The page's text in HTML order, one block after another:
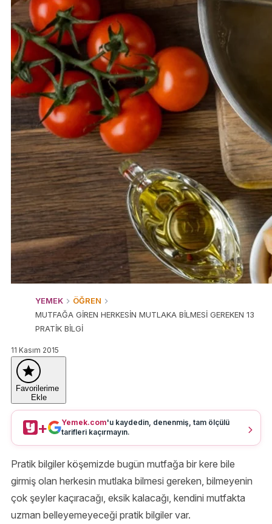
YEMEK
ÖĞREN
MUTFAĞA GİREN HERKESİN MUTLAKA BİLMESİ GEREKEN 13
PRATİK BİLGİ
11 Kasım 2015
Favorilerime
Ekle
+ Yemek.com'u kaydedin, denenmiş, tam ölçülü
tarifleri kaçırmayın.
Pratik bilgiler köşemizde bugün mutfağa bir kere bile
girmiş olan herkesin mutlaka bilmesi gereken, bilmeyenin
çok şeyler kaçıracağı, eksik kalacağı, kendini mutfakta
uzman belleyemeyeceği pratik bilgiler var.